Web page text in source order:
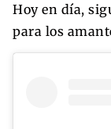
Hoy en día,
para los